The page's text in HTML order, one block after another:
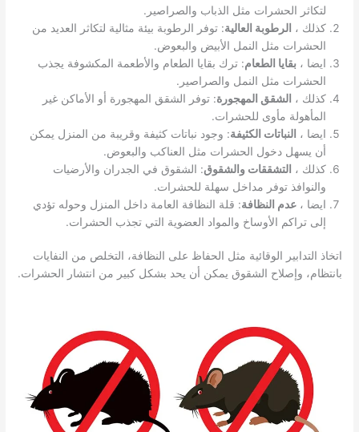
لتكاثر الحشرات مثل الذباب والصراصير.
كذلك ، الرطوبة العالية: توفر الرطوبة بيئة مثالية لتكاثر العديد من
الحشرات مثل النمل الأبيض والبعوض.
ايضا ،بقايا الطعام: ترك بقايا الطعام والأطعمة المكشوفة يجذب
الحشرات مثل النمل والصراصير.
كذلك ، الشقق المهجورة: توفر الشقق المهجورة أو الأماكن غير
المأهولة مأوى للحشرات.
ايضا ، النباتات الكثيفة: وجود نباتات كثيفة وقريبة من المنزل يمكن
أن يسهل دخول الحشرات مثل العناكب والبعوض.
كذلك ، التشققات والشقوق: الشقوق في الجدران والأرضيات
والنوافذ توفر مداخل سهلة للحشرات.
ايضا ،عدم النظافة: قلة النظافة العامة داخل المنزل وحوله تؤدي
إلى تراكم الأوساخ والمواد العضوية التي تجذب الحشرات.
اتخاذ التدابير الوقائية مثل الحفاظ على النظافة، التخلص من النفايات
بانتظام، وإصلاح الشقوق يمكن أن يحد بشكل كبير من انتشار الحشرات.